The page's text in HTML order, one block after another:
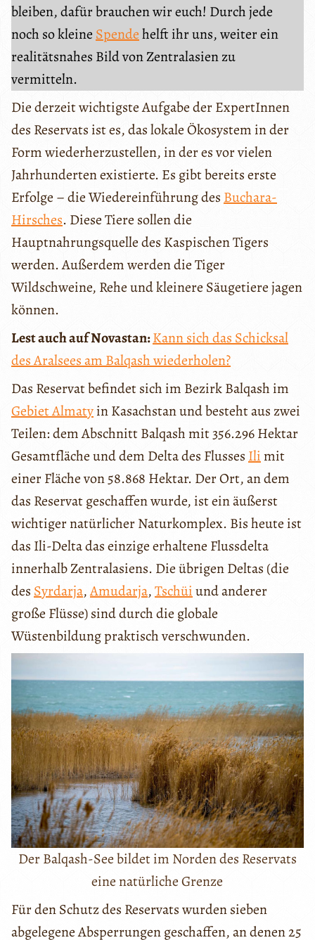
bleiben, dafür brauchen wir euch! Durch jede
noch so kleine Spendehelft ihr uns, weiter ein
realitätsnahes Bild von Zentralasien zu
vermitteln.
Die derzeit wichtigste Aufgabe der ExpertInnen
des Reservats ist es, das lokale Ökosystem in der
Form wiederherzustellen, in der es vor vielen
Jahrhunderten existierte. Es gibt bereits erste
Erfolge – die Wiedereinführung des Buchara-
Hirsches. Diese Tiere sollen die
Hauptnahrungsquelle des Kaspischen Tigers
werden. Außerdem werden die Tiger
Wildschweine, Rehe und kleinere Säugetiere jagen
können.
Lest auch auf Novastan:Kann sich das Schicksal
des Aralsees am Balqash wiederholen?
Das Reservat befindet sich im Bezirk Balqash im
Gebiet Almatyin Kasachstan und besteht aus zwei
Teilen: dem Abschnitt Balqash mit 356.296 Hektar
Gesamtfläche und dem Delta des Flusses Ilimit
einer Fläche von 58.868 Hektar. Der Ort, an dem
das Reservat geschaffen wurde, ist ein äußerst
wichtiger natürlicher Naturkomplex. Bis heute ist
das Ili-Delta das einzige erhaltene Flussdelta
innerhalb Zentralasiens. Die übrigen Deltas (die
des Syrdarja,Amudarja,Tschüiund anderer
große Flüsse) sind durch die globale
Wüstenbildung praktisch verschwunden.
Der Balqash-See bildet im Norden des Reservats
eine natürliche Grenze
Für den Schutz des Reservats wurden sieben
abgelegene Absperrungen geschaffen, an denen 25